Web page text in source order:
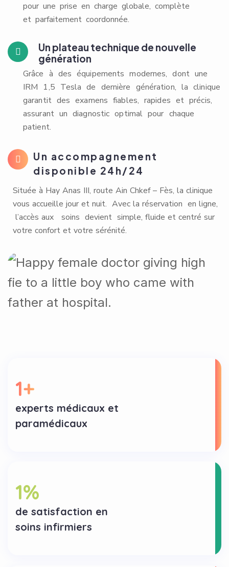
pour une prise en charge globale, complète
et parfaitement coordonnée.
Un plateau technique de nouvelle
génération
Grâce à des équipements modernes, dont une
IRM 1,5 Tesla de dernière génération, la clinique
garantit des examens fiables, rapides et précis,
assurant un diagnostic optimal pour chaque
patient.
Un accompagnement
disponible 24h/24
Située à Hay Anas III, route Ain Chkef – Fès, la clinique
vous accueille jour et nuit. Avec la réservation en ligne,
l’accès aux soins devient simple, fluide et centré sur
votre confort et votre sérénité.
1+
experts médicaux et
paramédicaux
1%
de satisfaction en
soins infirmiers